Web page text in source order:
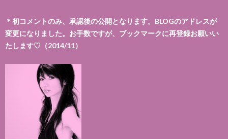
＊初コメントのみ、承認後の公開となります。BLOGのアドレスが
変更になりました。お手数ですが、ブックマークに再登録お願いい
たします♡（2014/11）